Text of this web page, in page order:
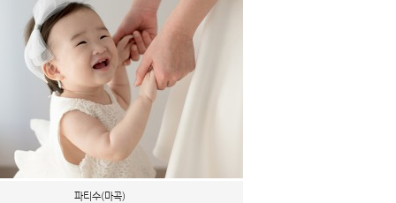
파티수(마곡)